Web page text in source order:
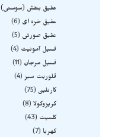
عقیق بنفش (سوسنی)
عقیق خزه ای
6
عقیق صورتی
5
فسیل آمونیت
4
فسیل مرجان
11
فلوریت سبز 4
کارنلین 75
کریزوکولا 8
کلسیت
43
کهربا
7